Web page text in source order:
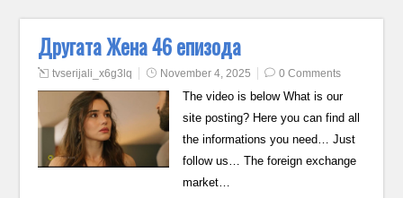
Другата Жена 46 епизода
tvserijali_x6g3lq November 4, 2025 0 Comments
The video is below What is our
site posting? Here you can find all
the informations you need… Just
follow us… The foreign exchange
market…